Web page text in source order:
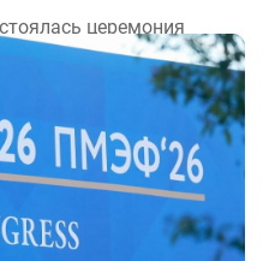
церемония
Петербурге. Тем
заинтересованность
несмотря на
Об этом сообщает